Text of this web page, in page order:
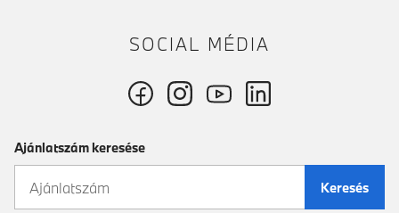
SOCIAL MÉDIA
Ajánlatszám keresése
Keresés